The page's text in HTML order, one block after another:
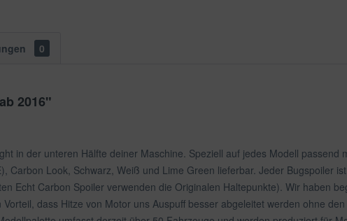
0
2016"
in der unteren Hälfte deiner Maschine. Speziell auf jedes Modell passend
Carbon Look, Schwarz, Weiß und Lime Green lieferbar. Jeder Bugspoiler
Echt Carbon Spoiler verwenden die Originalen Haltepunkte). Wir haben
dass Hitze von Motor uns Auspuff besser abgeleitet werden ohne